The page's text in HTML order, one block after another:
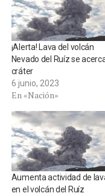
¡Alerta! Lava del volcán
Nevado del Ruíz se
cráter
6 junio, 2023
En «Nación»
Aumenta actividad de
en el volcán del Ruíz